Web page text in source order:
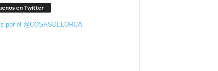
en Twitter
por el @COSASDELORCA.